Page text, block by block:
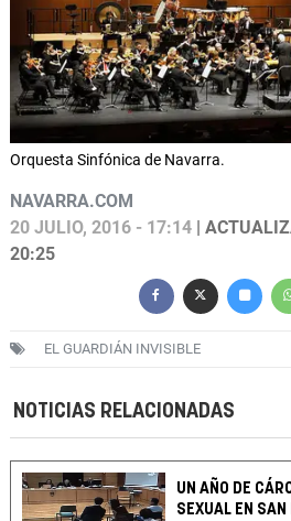
Orquesta Sinfónica de Navarra.
NAVARRA.COM
20 JULIO, 2016 - 17:14 |
20:25
EL GUARDIÁN INVISIBLE
NOTICIAS RELACIONADAS
UN AÑO DE
SEXUAL EN